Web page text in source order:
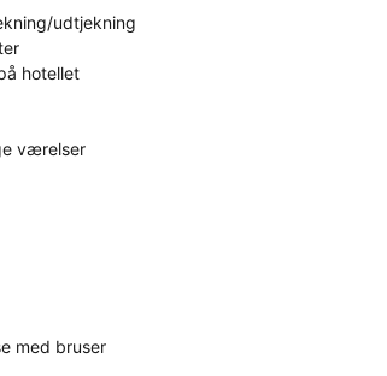
udtjekning
hotellet
værelser
med bruser